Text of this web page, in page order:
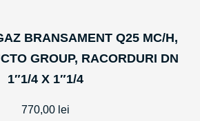
BRANSAMENT Q25 MC/H,
GROUP, RACORDURI DN
1″1/4 X 1″1/4
770,00 lei